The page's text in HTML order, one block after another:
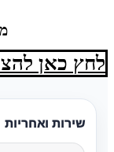
לחץ כאן
שירות ואחריות